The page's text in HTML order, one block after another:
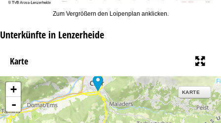
Zum Vergrößern den Loipenplan anklicken.
Unterkünfte in Lenzerheide
Karte
+
-
KARTE